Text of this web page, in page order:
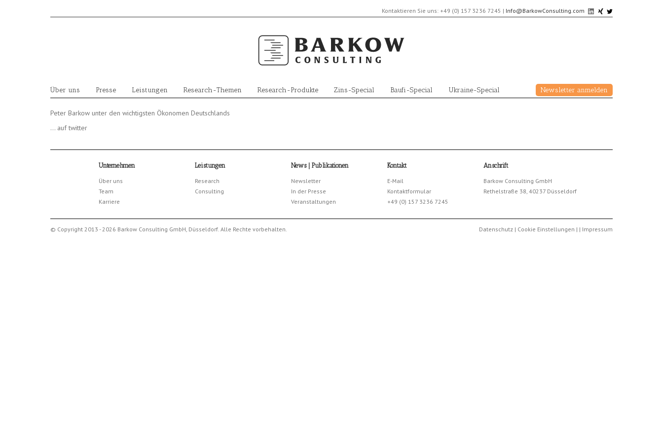
Kontaktieren Sie uns: +49 (0) 157 3236 7245 | Info@BarkowConsulting.com
Über uns Presse Leistungen Research-Themen Research-Produkte Zins-Special Baufi-Special Ukraine-Special Newsletter anmelden
Peter Barkow unter den wichtigsten Ökonomen Deutschlands
… auf twitter
Unternehmen
Über uns
Team
Karriere
Leistungen
Research
Consulting
News | Publikationen
Newsletter
In der Presse
Veranstaltungen
Kontakt
E-Mail
Kontaktformular
+49 (0) 157 3236 7245
Anschrift
Barkow Consulting GmbH
Rethelstraße 38, 40237 Düsseldorf
© Copyright 2013 - 2026 Barkow Consulting GmbH, Düsseldorf. Alle Rechte vorbehalten. Datenschutz | Cookie Einstellungen | | Impressum